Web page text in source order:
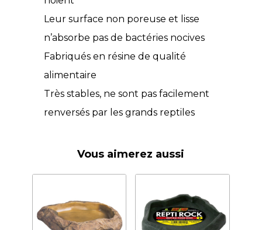
Leur surface non poreuse et lisse
n’absorbe pas de bactéries nocives
Fabriqués en résine de qualité
alimentaire
Très stables, ne sont pas facilement
renversés par les grands reptiles
Vous aimerez aussi